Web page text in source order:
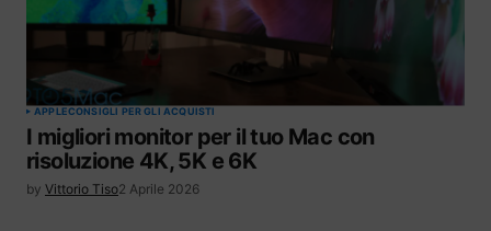
APPLECONSIGLI PER GLI ACQUISTI
I migliori monitor per il tuo Mac con
risoluzione 4K, 5K e 6K
by Vittorio Tiso2 Aprile 2026